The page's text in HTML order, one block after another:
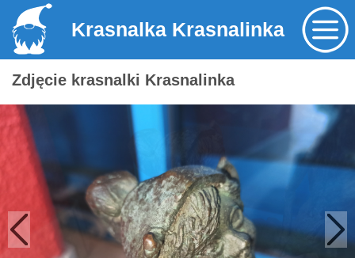
Krasnalka Krasnalinka
Zdjęcie krasnalki Krasnalinka